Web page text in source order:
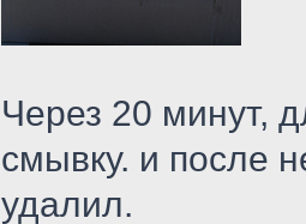
Через 20 минут,
смывку. и после
удалил.